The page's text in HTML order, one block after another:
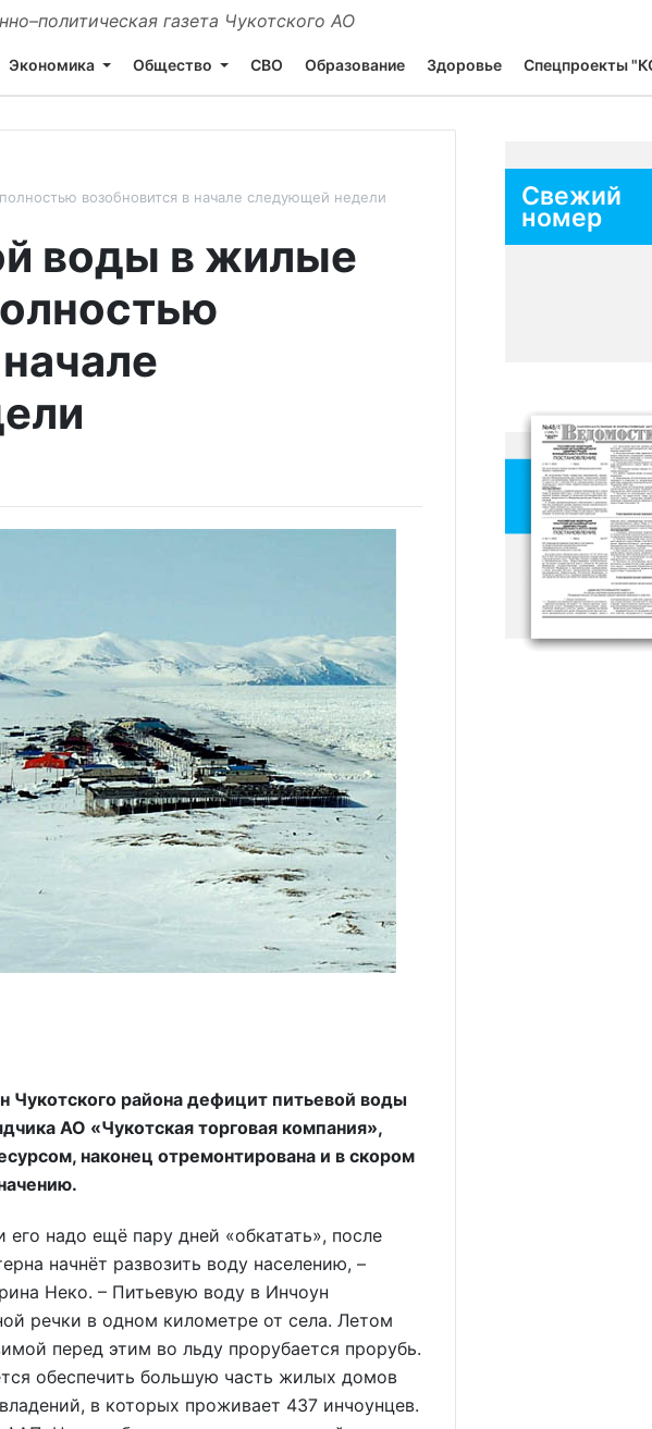
газета Чукотского АО
Экономика Общество СВО Образование Здоровье Спецпроекты
возобновится в начале следующей недели
воды в жилые
Чукотского района дефицит питьевой воды
АО «Чукотская торговая компания»,
наконец отремонтирована и в скором
надо ещё пару дней «обкатать», после
начнёт развозить воду населению, –
Неко. – Питьевую воду в Инчоун
речки в одном километре от села. Летом
перед этим во льду прорубается прорубь.
обеспечить большую часть жилых домов
в которых проживает 437 инчоунцев.
Свежий
номер